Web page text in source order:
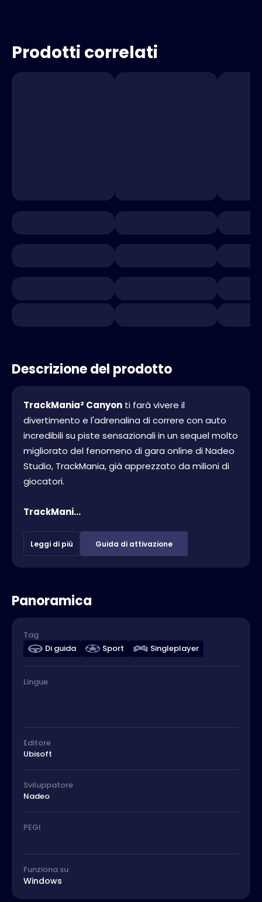
Prodotti correlati
Descrizione del prodotto
TrackMania² Canyon ti farà vivere il
divertimento e l'adrenalina di correre con auto
incredibili su piste sensazionali in un sequel molto
migliorato del fenomeno di gara online di Nadeo
Studio, TrackMania, già apprezzato da milioni di
giocatori.
TrackMani...
Leggi di più Guida di attivazione
Panoramica
Tag
Di guida
Sport Singleplayer
Lingue
Editore
Ubisoft
Sviluppatore
Nadeo
PEGI
Funziona su
Windows